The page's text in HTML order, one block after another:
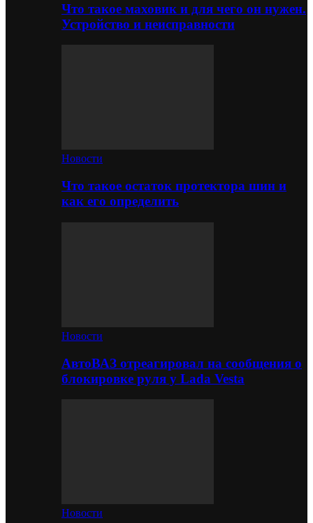
Что такое маховик и для чего он нужен.
Устройство и неисправности
Новости
Что такое остаток протектора шин и
как его определить
Новости
АвтоВАЗ отреагировал на сообщения о
блокировке руля у Lada Vesta
Новости